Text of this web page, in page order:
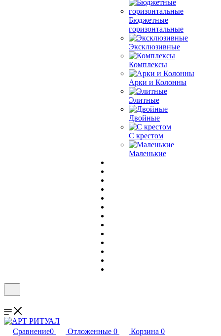
Бюджетные
горизонтальные
Эксклюзивные
Комплексы
Арки и Колонны
Элитные
Двойные
С крестом
Маленькие
Сравнение0 Отложенные 0 Корзина 0